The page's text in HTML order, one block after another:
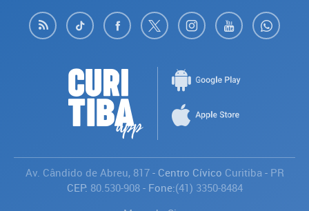
Av. Cândido de Abreu, 817- Centro Cívico Curitiba- PR
CEP: 80.530-908- Fone:(41) 3350-8484